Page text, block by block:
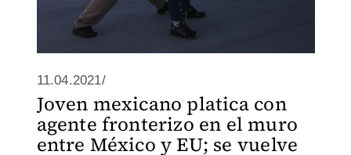
11.04.2021/
Joven mexicano platica con
agente fronterizo en el muro
entre México y EU; se vuelve